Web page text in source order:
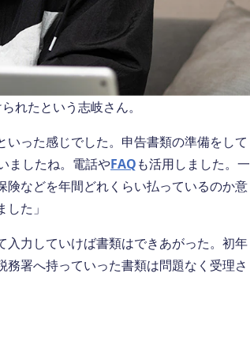
れたという志岐さん。
いった感じでした。申告書類の準備をして
ましたね。電話やFAQも活用しました。一
などを年間どれくらい払っているのか意
た」
力していけば書類はできあがった。初年
署へ持っていった書類は問題なく受理さ